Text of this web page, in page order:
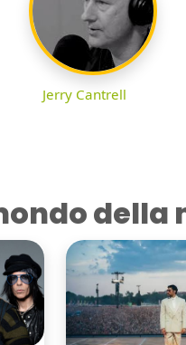
Jerry Cantrell
della